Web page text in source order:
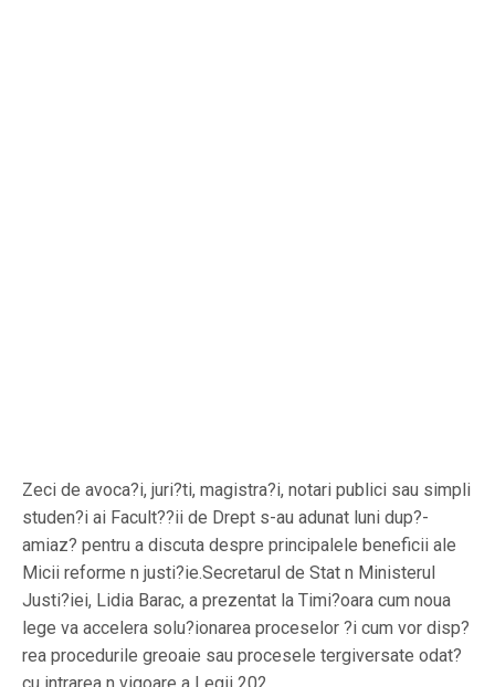
Zeci de avoca?i, juri?ti, magistra?i, notari publici sau simpli
studen?i ai Facult??ii de Drept s-au adunat luni dup?-
amiaz? pentru a discuta despre principalele beneficii ale
Micii reforme n justi?ie.Secretarul de Stat n Ministerul
Justi?iei, Lidia Barac, a prezentat la Timi?oara cum noua
lege va accelera solu?ionarea proceselor ?i cum vor disp?
rea procedurile greoaie sau procesele tergiversate odat?